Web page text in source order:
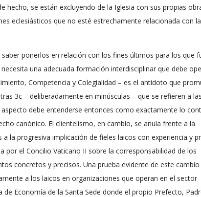
se están excluyendo de la Iglesia con sus propias
eclesiásticos que no esté estrechamente relacionada con
ponerlos en relación con los fines últimos para los que
una adecuada formación interdisciplinar que debe
Competencia y Colegialidad – es el antídoto que
3c – deliberadamente en minúsculas – que se refieren a las
debe entenderse entonces como exactamente lo
canónico. El clientelismo, en cambio, se anula frente a la
la progresiva implicación de fieles laicos con experiencia y
por el Concilio Vaticano II sobre la corresponsabilidad de los
concretos y precisos. Una prueba evidente de este
a los laicos en organizaciones que operan en el sector
Economía de la Santa Sede donde el propio Prefecto,